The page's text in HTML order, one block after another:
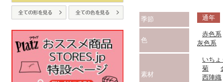
季節 通年
色
赤色系
灰色系
素材
いちょ
菊
西陣織